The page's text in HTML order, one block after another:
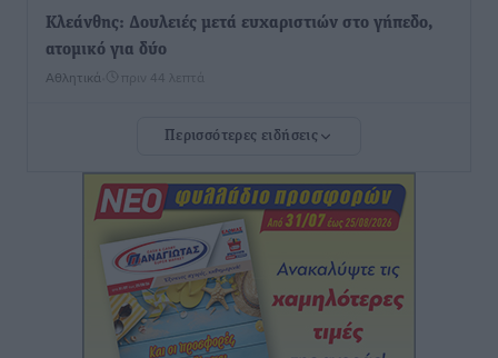
Κλεάνθης: Δουλειές μετά ευχαριστιών στο γήπεδο,
ατομικό για δύο
Αθλητικά πριν 44 λεπτά
Φοίβος: Εν αναμονή του Νίκου Λαζίδη
Ιάλυσος Β’: Νωρίς νωρίς μπήκαν στα βάσανα της
προετοιμασίας
• πριν 47 λεπτά
Εθνικός Αρχίπολης: Μεγάλο βήμα προόδου η ίδρυση
Περισσότερες ειδήσεις